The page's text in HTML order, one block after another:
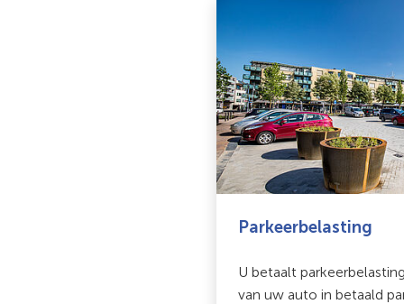
Parkeerbelasting
U betaalt
van uw auto in betaald